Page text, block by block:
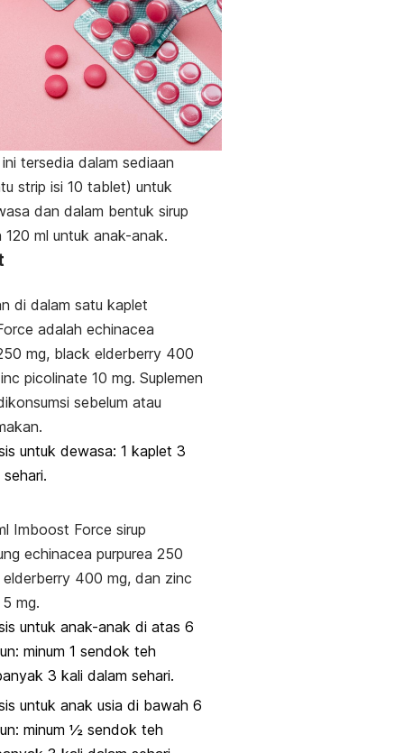
ini tersedia dalam sediaan
strip isi 10 tablet) untuk
dan dalam bentuk sirup
ml untuk anak-anak.
di dalam satu kaplet
adalah echinacea
mg, black elderberry 400
picolinate 10 mg. Suplemen
sebelum atau
untuk dewasa: 1 kaplet 3
sehari.
Imboost Force sirup
echinacea purpurea 250
400 mg, dan zinc
mg.
untuk anak-anak di atas 6
minum 1 sendok teh
3 kali dalam sehari.
untuk anak usia di bawah 6
minum ½ sendok teh